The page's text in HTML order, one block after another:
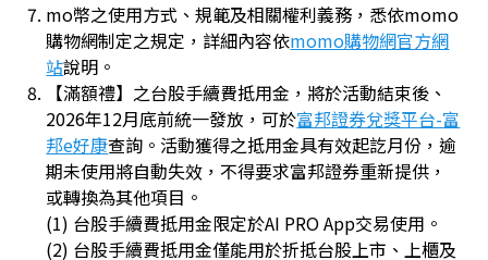
mo幣之使用方式、規範及相關權利義務，悉依momo
購物網制定之規定，詳細內容依momo購物網官方網
站說明。
【滿額禮】之台股手續費抵用金，將於活動結束後、
2026年12月底前統一發放，可於富邦證券兌獎平台-富
邦e好康查詢。活動獲得之抵用金具有效起訖月份，逾
期未使用將自動失效，不得要求富邦證券重新提供，
或轉換為其他項目。
(1) 台股手續費抵用金限定於AI PRO App交易使用。
(2) 台股手續費抵用金僅能用於折抵台股上市、上櫃及